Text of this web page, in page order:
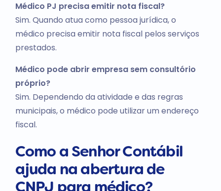
Médico PJ precisa emitir nota fiscal?
Sim. Quando atua como pessoa jurídica, o
médico precisa emitir nota fiscal pelos serviços
prestados.
Médico pode abrir empresa sem consultório
próprio?
Sim. Dependendo da atividade e das regras
municipais, o médico pode utilizar um endereço
fiscal.
Como a Senhor Contábil
ajuda na abertura de